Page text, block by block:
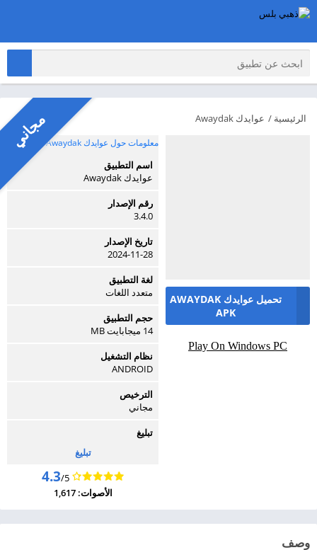
الرئيسية / عوايدك Awaydak
تحميل عوايدك AWAYDAK
APK
Play On Windows PC
معلومات حول عوايدك Awaydak
اسم التطبيق
عوايدك Awaydak
رقم الإصدار
3.4.0
تاريخ الإصدار
2024-11-28
لغة التطبيق
متعدد اللغات
حجم التطبيق
14 ميجابايت MB
نظام التشغيل
ANDROID
الترخيص
مجاني
تبليغ
تبليغ
4.3/5
الأصوات: 1,617
مجاني
وصف